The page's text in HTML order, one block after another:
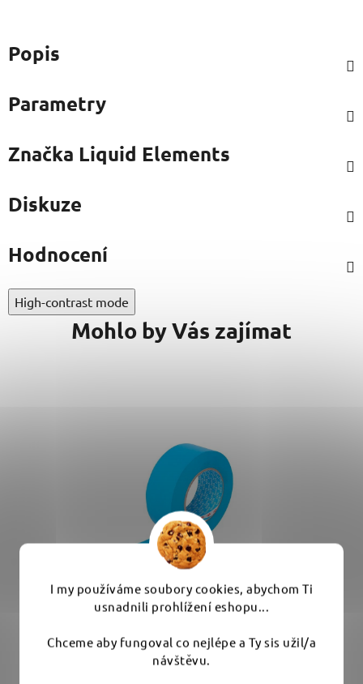
I my používáme soubory cookies, abychom Ti
usnadnili prohlížení eshopu...
Chceme aby fungoval co nejlépe a Ty sis užil/a
návštěvu.
Popis
Parametry
Značka Liquid Elements
Diskuze
Hodnocení
High-contrast mode
Mohlo by Vás zajímat
3434 48mm/50m - modrá